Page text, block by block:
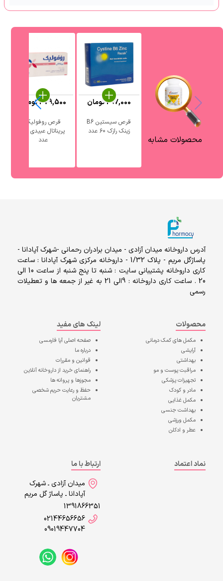
محصولات مشابه
قرص سیستین B6
زینک رازک ۶۰ عدد
297,000تومان
قرص روفولیک
عدد
379,500تومان
آدرس داروخانه میدان آزادی - میدان برادران رحمانی -شهرک آپادانا -
پاساژگل مریم - پلاک 1/32 - داروخانه مرکزی شهرک آپادانا : ساعت
کاری داروخانه پشتیبانی سایت : شنبه تا پنج شنبه از ساعت 10 الی
20 . ساعت کاری داروخانه : 9الی 21 به غیر از جمعه ها و تعطیلات
رسمی
محصولات
مکمل های کمک درمانی
آرایشی
بهداشتی
مراقبت پوست و مو
تجهیزات پزشکی
مادر و کودک
مکمل غذایی
بهداشت جنسی
مکمل ورزشی
عطر و ادکلن
لینک های مفید
صفحه اصلیآپا فارمسی
درباره ما
قوانین و مقررات
راهنمای خرید از داروخانه آنلاین
مجوزها و پروانه ها
حفظ و رعایت حریم شخصی
مشتریان
نماد اعتماد
ارتباط با ما
میدان آزادی ـ شهرک
آپادانا ـ پاساژ گل مریم
1391866351
02144656656
09019447704